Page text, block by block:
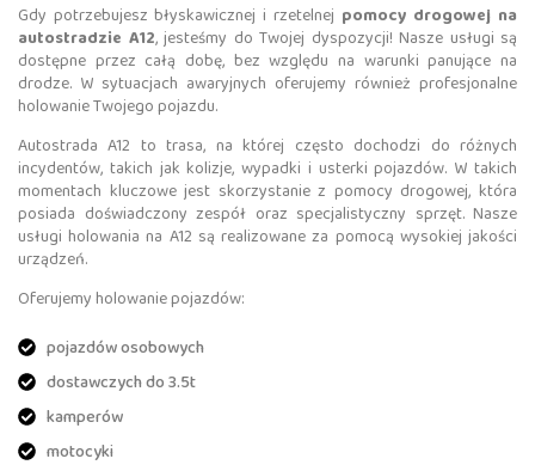
Gdy potrzebujesz błyskawicznej i rzetelnej pomocy drogowej na
autostradzie A12, jesteśmy do Twojej dyspozycji! Nasze usługi są
dostępne przez całą dobę, bez względu na warunki panujące na
drodze. W sytuacjach awaryjnych oferujemy również profesjonalne
holowanie Twojego pojazdu.
Autostrada A12 to trasa, na której często dochodzi do różnych
incydentów, takich jak kolizje, wypadki i usterki pojazdów. W takich
momentach kluczowe jest skorzystanie z pomocy drogowej, która
posiada doświadczony zespół oraz specjalistyczny sprzęt. Nasze
usługi holowania na A12 są realizowane za pomocą wysokiej jakości
urządzeń.
Oferujemy holowanie pojazdów:
pojazdów osobowych
dostawczych do 3.5t
kamperów
motocyki